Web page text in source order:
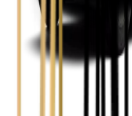
Toyota Corolla
Toyota Prius